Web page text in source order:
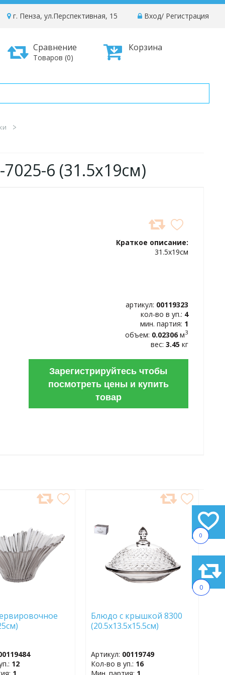
0
0
Вход/ Регистрация
г. Пенза, ул.Перспективная, 15
Корзина
Сравнение
Товаров (0)
6 (31.5х19см)
Краткое описание:
31.5х19см
артикул: 00119323
кол-во в уп.: 4
мин. партия: 1
объем: 0.02306 м3
вес: 3.45 кг
Зарегистрируйтесь чтобы
посмотреть цены и купить
товар
12
1
Блюдо с крышкой 8300
(20.5х13.5х15.5см)
Артикул: 00119749
Кол-во в уп.: 16
Мин. партия: 1